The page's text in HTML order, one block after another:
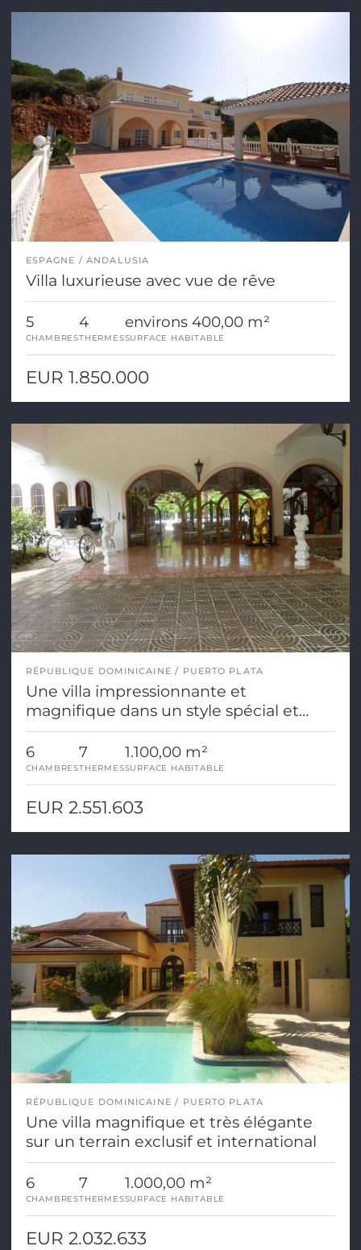
ESPAGNE ANDALUSIA
Villa luxurieuse avec vue de rêve
5
CHAMBRES
4
THERMES
environs 400,00 m²
SURFACE HABITABLE
EUR 1.850.000
RÉPUBLIQUE DOMINICAINE PUERTO PLATA
Une villa impressionnante et
magnifique dans un style spécial et
exclusif
6
CHAMBRES
7
THERMES
1.100,00 m²
SURFACE HABITABLE
EUR 2.551.603
RÉPUBLIQUE DOMINICAINE PUERTO PLATA
Une villa magnifique et très élégante
sur un terrain exclusif et international
6
CHAMBRES
7
THERMES
1.000,00 m²
SURFACE HABITABLE
EUR 2.032.633